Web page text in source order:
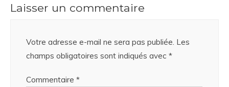
Laisser un commentaire
Votre adresse e-mail ne sera pas publiée. Les
champs obligatoires sont indiqués avec *
Commentaire *